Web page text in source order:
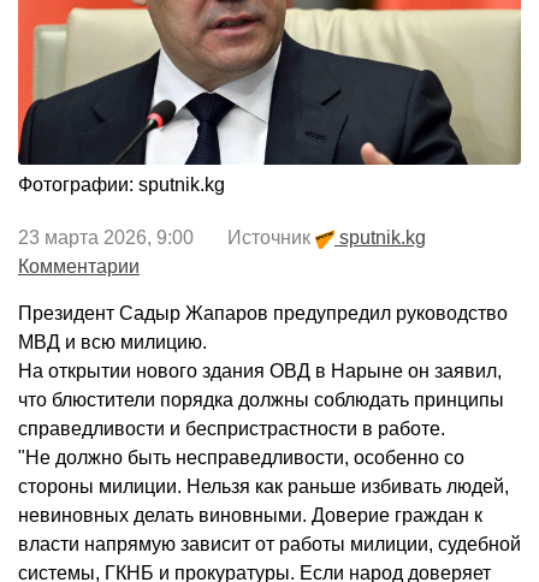
Фотографии: sputnik.kg
23 марта 2026, 9:00 Источник
sputnik.kg
Комментарии
Президент Садыр Жапаров предупредил руководство
МВД и всю милицию.
На открытии нового здания ОВД в Нарыне он заявил,
что блюстители порядка должны соблюдать принципы
справедливости и беспристрастности в работе.
"Не должно быть несправедливости, особенно со
стороны милиции. Нельзя как раньше избивать людей,
невиновных делать виновными. Доверие граждан к
власти напрямую зависит от работы милиции, судебной
системы, ГКНБ и прокуратуры. Если народ доверяет